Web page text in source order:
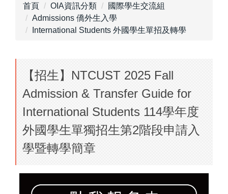
首頁 OIA資訊分類
國際學生交流組
Admissions 僑外生入學
International Students 外國學生單招及轉學
【招生】NTCUST 2025 Fall
Admission & Transfer Guide for
International Students 114學年度
外國學生單獨招生第2階段申請入
學暨轉學簡章